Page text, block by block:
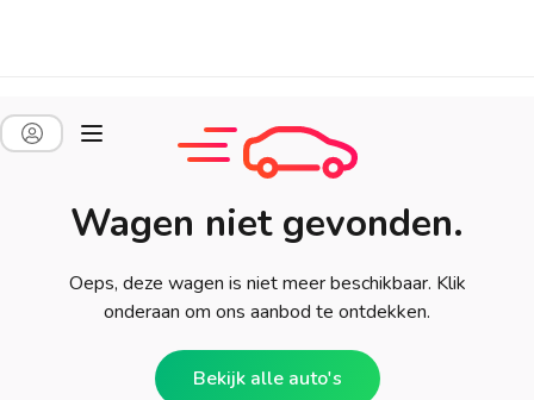
Wagen niet gevonden.
Oeps, deze wagen is niet meer beschikbaar. Klik
onderaan om ons aanbod te ontdekken.
Bekijk alle auto's